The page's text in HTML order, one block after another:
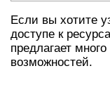
Если вы хотите
доступе к
предлагает
возможностей.